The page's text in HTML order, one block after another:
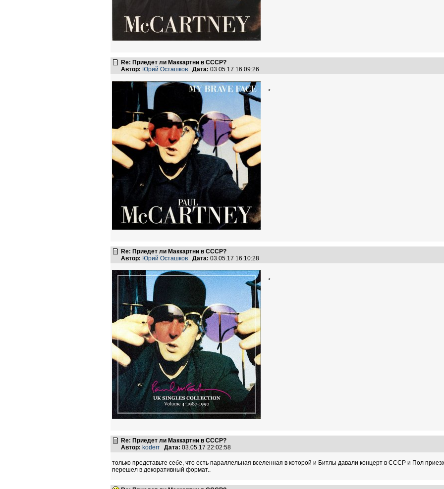
Re: Приедет ли Маккартни в СССР?
Автор: Юрий Осташков Дата: 03.05.17 16:09:26
*
Re: Приедет ли Маккартни в СССР?
Автор: Юрий Осташков Дата: 03.05.17 16:10:28
*
Re: Приедет ли Маккартни в СССР?
Автор: koderr Дата: 03.05.17 22:02:58
только представьте себе, что есть параллельная вселенная в которой и Битлы давали концерт в СССР и Пол
перешел в декоративный формат..